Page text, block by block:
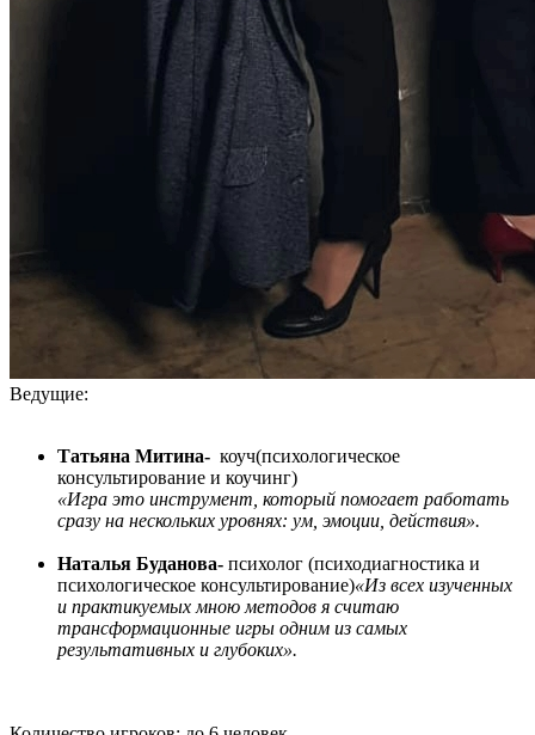
Ведущие:
Татьяна Митина- коуч(психологическое
консультирование и коучинг)
«Игра это инструмент, который помогает работать
сразу на нескольких уровнях: ум, эмоции, действия».
Наталья Буданова- психолог (психодиагностика и
психологическое консультирование)«Из всех изученных
и практикуемых мною методов я считаю
трансформационные игры одним из самых
результативных и глубоких».